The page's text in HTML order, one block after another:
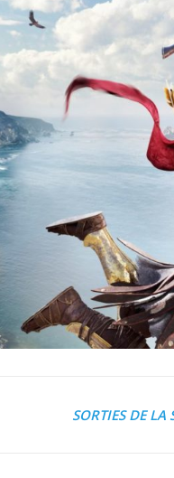
SORTIES DE LA